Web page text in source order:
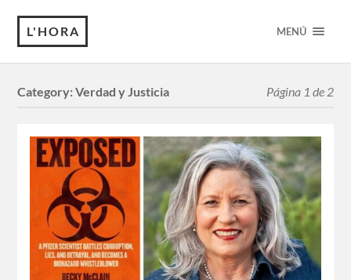
L'HORA MENÚ
Category:Verdad y Justicia Página 1 de 2